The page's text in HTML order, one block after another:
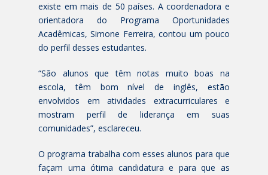
existe em mais de 50 países. A coordenadora e
orientadora do Programa Oportunidades
Acadêmicas, Simone Ferreira, contou um pouco
do perfil desses estudantes.
“São alunos que têm notas muito boas na
escola, têm bom nível de inglês, estão
envolvidos em atividades extracurriculares e
mostram perfil de liderança em suas
comunidades”, esclareceu.
O programa trabalha com esses alunos para que
façam uma ótima candidatura e para que as